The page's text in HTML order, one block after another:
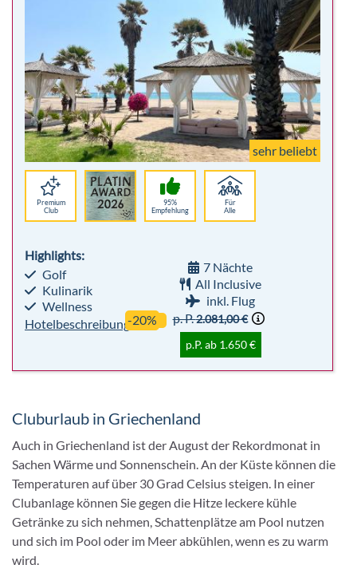
sehr beliebt
Premium
Club
95%
Empfehlung
Für
Alle
Highlights:
Golf
Kulinarik
Wellness
Hotelbeschreibung
7 Nächte
All Inclusive
inkl. Flug
-20%
p. P.2.081,00 €
p.P. ab 1.650 €
Cluburlaub in Griechenland
Auch in Griechenland ist der August der Rekordmonat in
Sachen Wärme und Sonnenschein. An der Küste können die
Temperaturen auf über 30 Grad Celsius steigen. In einer
Clubanlage können Sie gegen die Hitze leckere kühle
Getränke zu sich nehmen, Schattenplätze am Pool nutzen
und sich im Pool oder im Meer abkühlen, wenn es zu warm
wird.